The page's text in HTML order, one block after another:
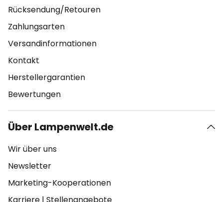
Rücksendung/Retouren
Zahlungsarten
Versandinformationen
Kontakt
Herstellergarantien
Bewertungen
Über Lampenwelt.de
Wir über uns
Newsletter
Marketing-Kooperationen